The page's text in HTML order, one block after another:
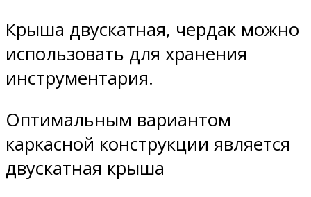
Крыша двускатная, чердак можно
использовать для хранения
инструментария.
Оптимальным вариантом
каркасной конструкции является
двускатная крыша